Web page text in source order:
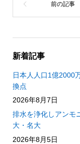
新着記事
日本人人口1億2000
換点
2026年8月7日
排水を浄化しアン
大・名大
2026年8月5日